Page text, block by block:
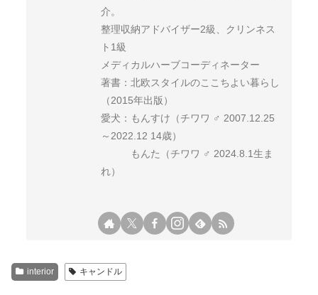
介。
整理収納アドバイザー2級、クリンネス
ト1級
メディカルハーブコーディネーター
著書：北欧スタイルのここちよい暮らし
（2015年出版）
愛犬：もんすけ（チワワ ♂ 2007.12.25
～2022.12 14歳）
もんた（チワワ ♂ 2024.8.1生ま
れ）
interior キャンドル